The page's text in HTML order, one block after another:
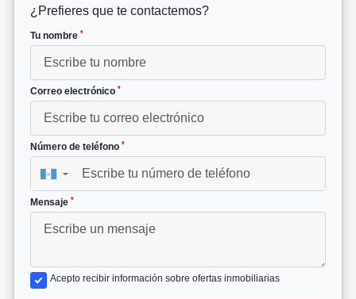
¿Prefieres que te contactemos?
Tu nombre *
Correo electrónico *
Número de teléfono *
▼
Mensaje *
Acepto recibir información sobre ofertas inmobiliarias